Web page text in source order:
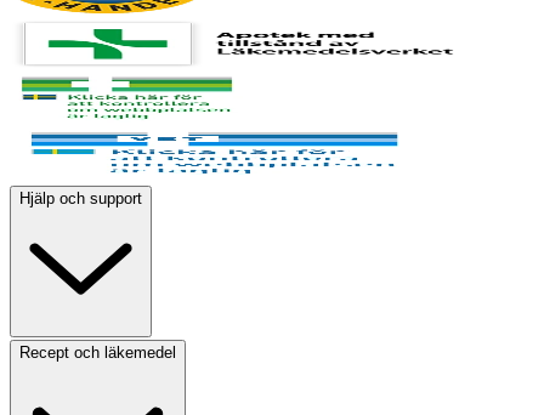
Hjälp och support
Recept och läkemedel